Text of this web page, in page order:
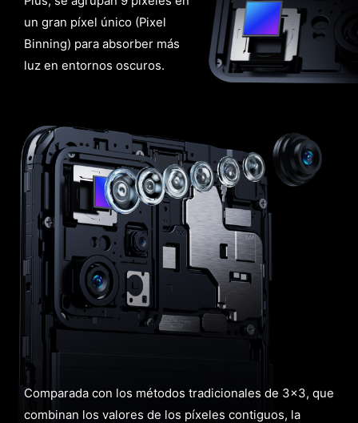
un gran píxel único (Pixel
Binning) para absorber más
luz en entornos oscuros.
Comparada con los métodos tradicionales de 3x3, que
combinan los valores de los píxeles contiguos, la